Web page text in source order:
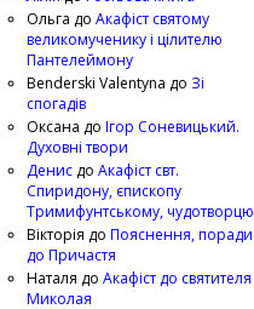
Ольга до Акафіст святому
великомученику і цілителю
Пантелеймону
Benderski Valentyna до Зі
спогадів
Оксана до Ігор Соневицький.
Духовні твори
Денис до Акафіст свт.
Спиридону, єпископу
Тримифунтському, чудотворцю
Вікторія до Пояснення, поради
до Причастя
Наталя до Акафіст до святителя
Миколая